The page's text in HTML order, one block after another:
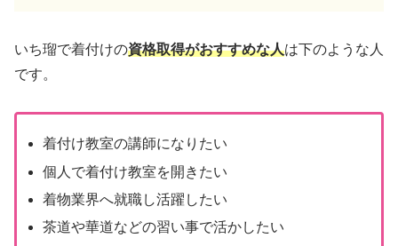
いち瑠で着付けの資格取得がおすすめな人は下のような人
です。
着付け教室の講師になりたい
個人で着付け教室を開きたい
着物業界へ就職し活躍したい
茶道や華道などの習い事で活かしたい